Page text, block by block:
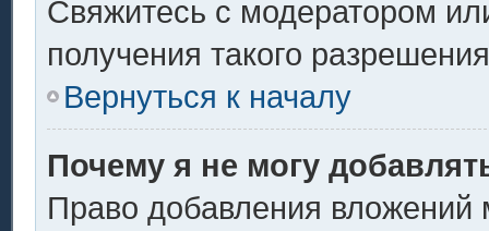
Свяжитесь с модератором
получения такого
Вернуться к началу
Почему я не могу
Право добавления вложений